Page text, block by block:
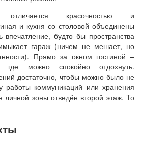
отличается красочностью и
и кухня со столовой объединены
впечатление, будто бы пространства
гараж (ничем не мешает, но
Прямо за окном гостиной –
где можно спокойно отдохнуть.
достаточно, чтобы можно было не
работы коммуникаций или хранения
зоны отведён второй этаж. То